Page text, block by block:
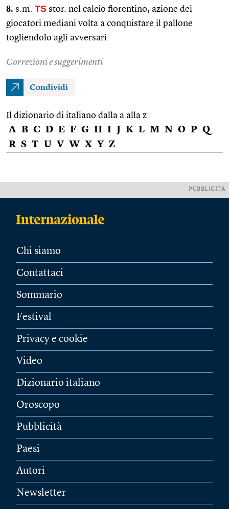
8. s.m. TS stor. nel calcio fiorentino, azione dei
giocatori mediani volta a conquistare il pallone
togliendolo agli avversari
Correzioni e suggerimenti
Condividi
Il dizionario di italiano dalla a alla z
A B C D E F G H I J K L M N O P Q
R S T U V W X Y Z
PUBBLICITÀ
Chi siamo
Contattaci
Sommario
Festival
Privacy e cookie
Video
Dizionario italiano
Oroscopo
Pubblicità
Paesi
Autori
Newsletter